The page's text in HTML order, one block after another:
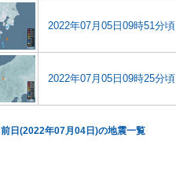
2022年07月05日09時51分頃
2022年07月05日09時25分頃
前日(2022年07月04日)の地震一覧